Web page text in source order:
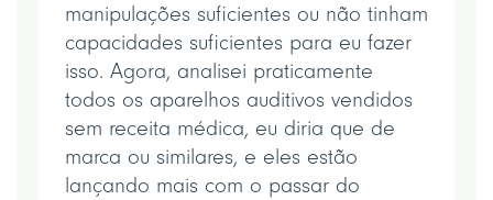
manipulações suficientes ou não tinham
capacidades suficientes para eu fazer
isso. Agora, analisei praticamente
todos os aparelhos auditivos vendidos
sem receita médica, eu diria que de
marca ou similares, e eles estão
lançando mais com o passar do